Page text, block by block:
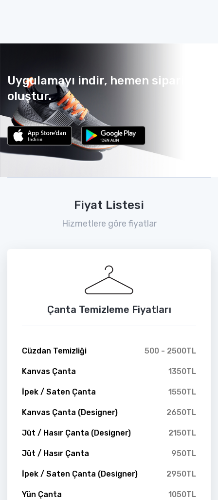
Uygulamayı indir, hemen sipariş
oluştur.
Fiyat Listesi
Hizmetlere göre fiyatlar
Çanta Temizleme Fiyatları
Cüzdan Temizliği 500 - 2500TL
Kanvas Çanta 1350TL
İpek / Saten Çanta 1550TL
Kanvas Çanta (Designer) 2650TL
Jüt / Hasır Çanta (Designer) 2150TL
Jüt / Hasır Çanta 950TL
İpek / Saten Çanta (Designer) 2950TL
Yün Çanta 1050TL